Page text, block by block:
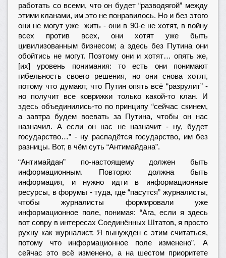
работать со всеми, что он будет “разводягой” между
этими кланами, им это не понравилось. Но и без этого
они не могут уже жить - они в 90-е не хотят, в войну
всех против всех, они хотят уже быть
цивилизованным бизнесом; а здесь без Путина они
обойтись не могут. Поэтому они и хотят… опять же,
[их] уровень понимания: то есть они понимают
гибельность своего решения, но они снова хотят,
потому что думают, что Путин опять всё “разрулит” -
но получит все коврижки только какой-то клан. И
здесь объединились-то по принципу “сейчас скинем,
а завтра будем воевать за Путина, чтобы он нас
назначил. А если он нас не назначит - ну, будет
государство…” - ну распадётся государство, им без
разницы. Вот, в чём суть “Антимайдана”.
“Антимайдан” по-настоящему должен быть
информационным. Повторю: должна быть
информация, и нужно идти в информационные
ресурсы, в форумы - туда, где “пасутся” журналисты,
чтобы журналисты формировали уже
информационное поле, понимая: “Ага, если я здесь
вот совру в интересах Соединённых Штатов, я просто
рухну как журналист. Я вынужден с этим считаться,
потому что информационное поле изменено”. А
сейчас это всё изменено, а на шестом приоритете